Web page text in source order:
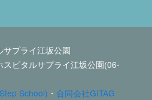
サプライ江坂公園
スピタルサプライ江坂公園(06-
School) ・ 合同会社GITAG